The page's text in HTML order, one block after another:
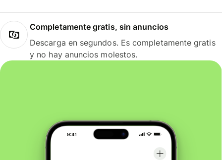
Completamente gratis, sin anuncios
Descarga en segundos. Es completamente gratis
y no hay anuncios molestos.